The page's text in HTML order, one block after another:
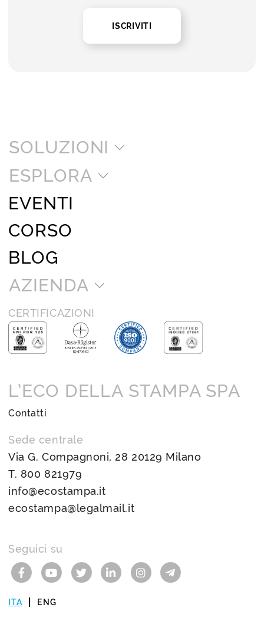
ISCRIVITI
SOLUZIONI
ESPLORA
EVENTI
CORSO
BLOG
AZIENDA
CERTIFICAZIONI
L’ECO DELLA STAMPA SPA
Contatti
Sede centrale
Via G. Compagnoni, 28 20129 Milano
T. 800 821979
info@ecostampa.it
ecostampa@legalmail.it
Seguici su
ITA ENG